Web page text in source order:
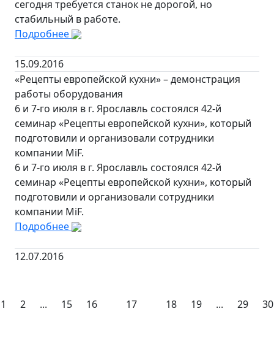
сегодня требуется станок не дорогой, но
стабильный в работе.
Подробнее
15.09.2016
«Рецепты европейской кухни» – демонстрация
работы оборудования
6 и 7-го июля в г. Ярославль состоялся 42-й
семинар «Рецепты европейской кухни», который
подготовили и организовали сотрудники
компании MiF.
6 и 7-го июля в г. Ярославль состоялся 42-й
семинар «Рецепты европейской кухни», который
подготовили и организовали сотрудники
компании MiF.
Подробнее
12.07.2016
1 2 ... 15 16 17 18 19 ... 29 30